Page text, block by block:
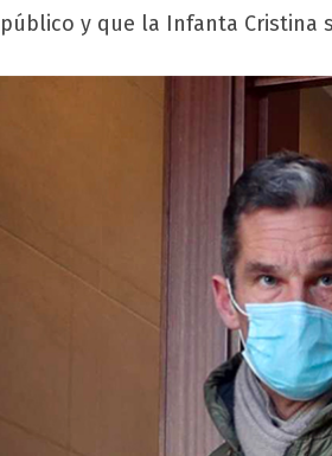
y que la Infanta Cristina